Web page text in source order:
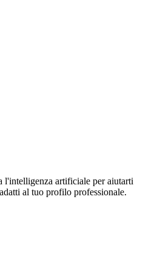
l'intelligenza artificiale per aiutarti
al tuo profilo professionale.